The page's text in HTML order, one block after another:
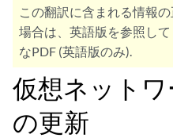
この翻訳に含まれる情報
場合は、英語版を参照し
なPDF (英語版のみ).
仮想ネット
の更新